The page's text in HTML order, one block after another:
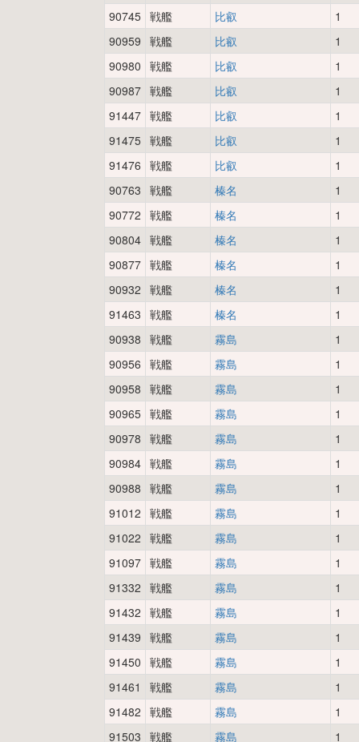
90745 戦艦 比叡
1
90959 戦艦 比叡
1
90980 戦艦 比叡
1
90987 戦艦 比叡
1
91447 戦艦 比叡
1
91475 戦艦 比叡
1
91476 戦艦 比叡
1
90763 戦艦 榛名
1
90772 戦艦 榛名
1
90804 戦艦 榛名
1
90877 戦艦 榛名
1
90932 戦艦 榛名
1
91463 戦艦 榛名
1
90938 戦艦 霧島
1
90956 戦艦 霧島
1
90958 戦艦 霧島
1
90965 戦艦 霧島
1
90978 戦艦 霧島
1
90984 戦艦 霧島
1
90988 戦艦 霧島
1
91012 戦艦 霧島
1
91022 戦艦 霧島
1
91097 戦艦 霧島
1
91332 戦艦 霧島
1
91432 戦艦 霧島
1
91439 戦艦 霧島
1
91450 戦艦 霧島
1
91461
戦艦 霧島
1
91482 戦艦 霧島
1
91503 戦艦 霧島 1